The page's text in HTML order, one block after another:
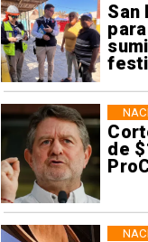
San
de